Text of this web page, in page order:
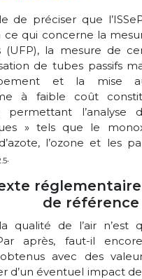
de préciser que
ce qui concerne la
(UFP), la mesure de
de tubes passifs
et la mise
à faible coût
permettant l’analyse
» tels que le
l’ozone et les
.
de référence
qualité de l’air n’est
après, faut-il
avec des
d’un éventuel impact